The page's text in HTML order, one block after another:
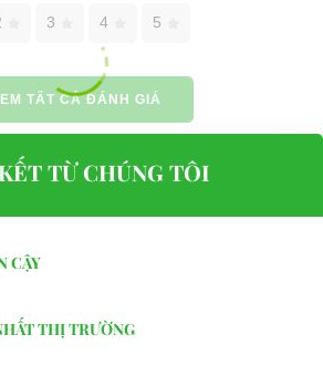
3 4 5
TẤT CẢ ĐÁNH GIÁ
TỪ CHÚNG TÔI
CẬY
THỊ TRƯỜNG